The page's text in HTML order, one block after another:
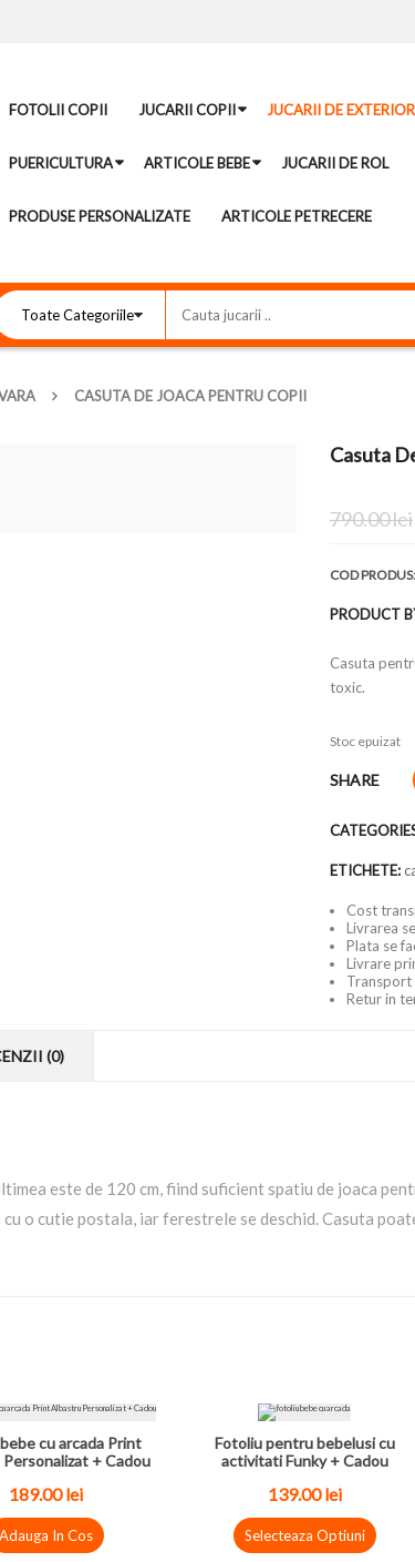
FOTOLII COPII JUCARII COPII JUCARII DE EXTERIOR
PUERICULTURA ARTICOLE BEBE JUCARII DE ROL
PRODUSE PERSONALIZATE ARTICOLE PETRECERE
CASUTA DE JOACA PENTRU COPII
Casuta
790.00lei
COD PRODUS:
PRODUCT
Casuta
toxic.
Stoc epuizat
SHARE
ETICHETE:
Cost
Livrarea
Plata se
Livrare
Transport
Retur in
(0)
este de 120 cm, fiind suficient spatiu de joaca
o cutie postala, iar ferestrele se deschid. Casuta
cu arcada Print
+ Cadou
189.00lei
Adauga In Cos
Fotoliu pentru bebelusi cu
activitati Funky + Cadou
139.00lei
Selecteaza Optiuni